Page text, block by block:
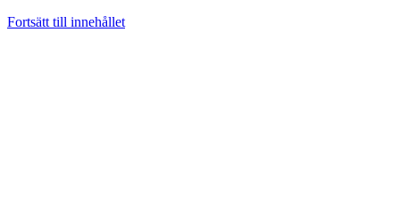
Fortsätt till innehållet